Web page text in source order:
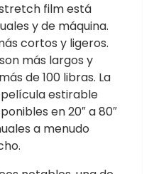
film está
y de máquina.
cortos y ligeros.
más largos y
de 100 libras. La
estirable
en 20″ a 80″
a menudo